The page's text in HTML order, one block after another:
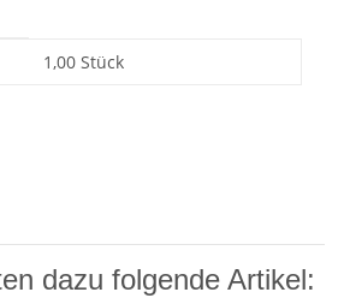
1,00 Stück
dazu folgende Artikel: